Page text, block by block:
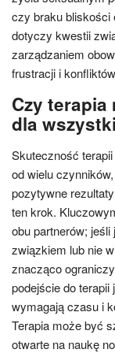
czy braku bliskości
dotyczy kwestii
zarządzaniem
frustracji i
Czy terapia
dla
Skuteczność
od wielu
pozytywne
ten krok.
obu partnerów;
związkiem lub nie
znacząco
podejście do terapii
wymagają czasu i
Terapia może być
otwarte na naukę